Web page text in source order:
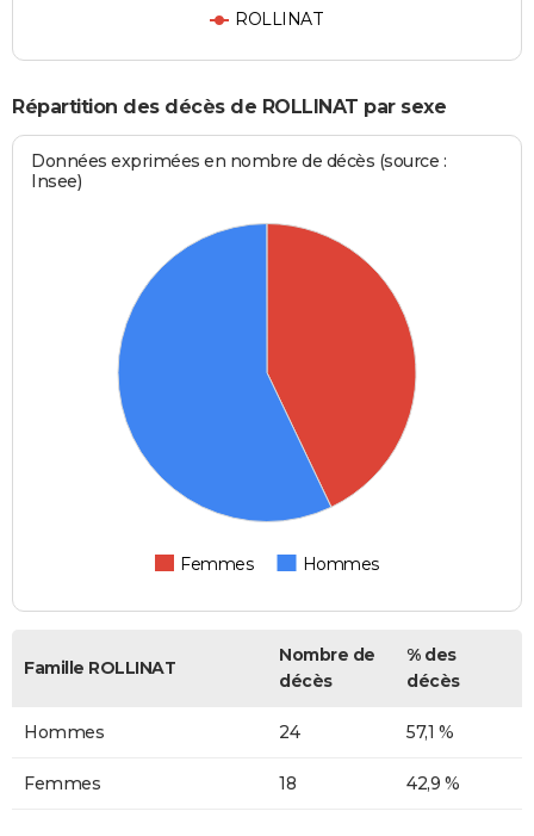
ROLLINAT
Répartition des décès de ROLLINAT par sexe
Données exprimées en nombre de décès (source :
Insee)
Femmes Hommes
Famille ROLLINAT
Nombre de
décès
% des
décès
Hommes 24 57,1 %
Femmes 18 42,9 %